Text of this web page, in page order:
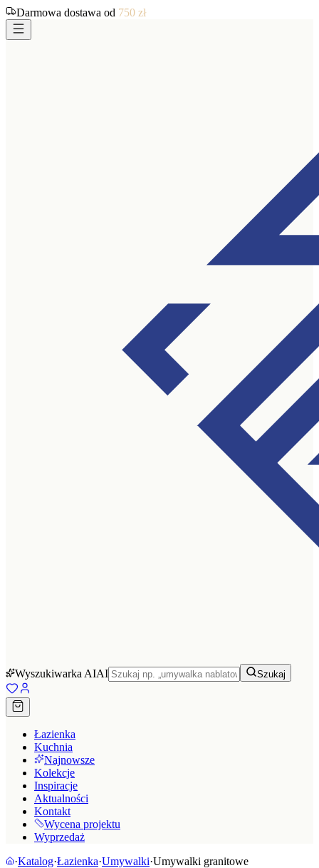
Darmowa dostawa od 750 zł
Wyszukiwarka AIAI Szukaj
Łazienka
Kuchnia
Najnowsze
Kolekcje
Inspiracje
Aktualności
Kontakt
Wycena projektu
Wyprzedaż
·Katalog·Łazienka·Umywalki·Umywalki granitowe